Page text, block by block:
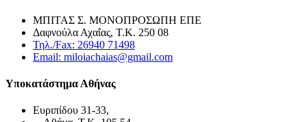
ΜΠΙΤΑΣ Σ. ΜΟΝΟΠΡΟΣΩΠΗ ΕΠΕ
Δαφνούλα Αχαΐας, Τ.Κ. 250 08
Τηλ./Fax: 26940 71498
Email: miloiachaias@gmail.com
Υποκατάστημα Αθήνας
Ευριπίδου 31-33,